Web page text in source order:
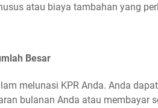
atau biaya tambahan yang
Besar
melunasi KPR Anda. Anda
bulanan Anda atau membayar